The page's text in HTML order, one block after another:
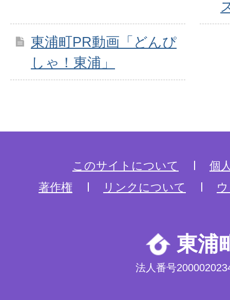
東浦町PR動画「どんぴ
しゃ！東浦」
このサイトについて
個
著作権
リンクについて
東浦
法人番号